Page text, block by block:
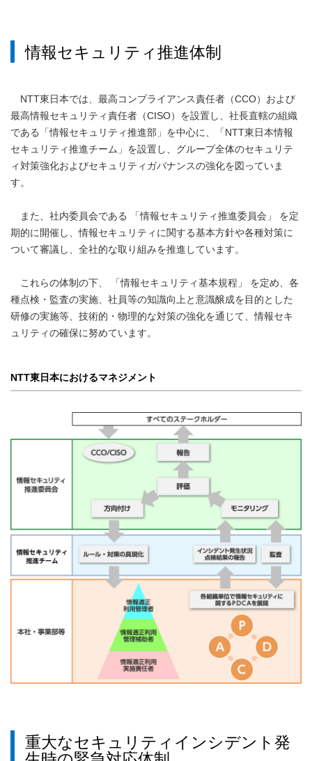
情報セキュリティ推進体制
NTT東日本では、最高コンプライアンス責任者（CCO）および
最高情報セキュリティ責任者（CISO）を設置し、社長直轄の組織
である「情報セキュリティ推進部」を中心に、「NTT東日本情報
セキュリティ推進チーム」を設置し、グループ全体のセキュリテ
ィ対策強化およびセキュリティガバナンスの強化を図っていま
す。
また、社内委員会である 「情報セキュリティ推進委員会」 を定
期的に開催し、情報セキュリティに関する基本方針や各種対策に
ついて審議し、全社的な取り組みを推進しています。
これらの体制の下、 「情報セキュリティ基本規程」 を定め、各
種点検・監査の実施、社員等の知識向上と意識醸成を目的とした
研修の実施等、技術的・物理的な対策の強化を通じて、情報セキ
ュリティの確保に努めています。
NTT東日本におけるマネジメント
重大なセキュリティインシデント発